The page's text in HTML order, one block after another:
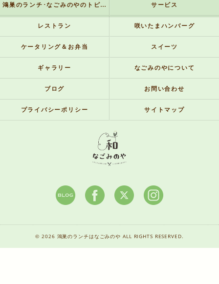
鴻巣のランチ･なごみのやのトピックス サービス
レストラン 咲いたまハンバーグ
ケータリング＆お弁当 スイーツ
ギャラリー なごみのやについて
ブログ お問い合わせ
プライバシーポリシー サイトマップ
© 2026 鴻巣のランチはなごみのや ALL RIGHTS RESERVED.